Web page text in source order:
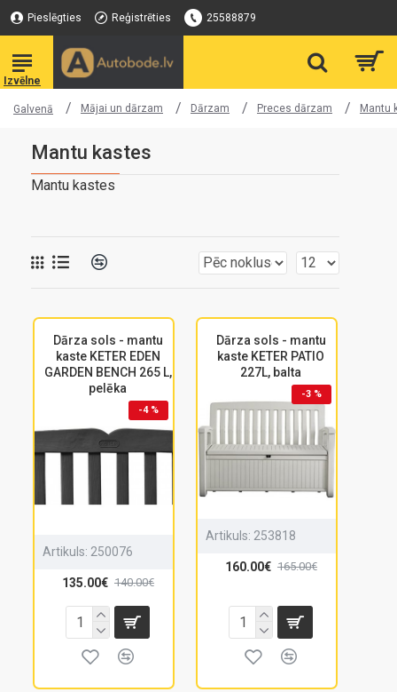
Pieslēgties Reģistrēties 25588879
Galvenā Mājai un dārzam Dārzam Preces dārzam Mantu
Mantu kastes
Mantu kastes
Dārza sols - mantu
kaste KETER EDEN
GARDEN BENCH 265 L,
pelēka
-4 %
Artikuls: 250076
135.00€ 140.00€
Dārza sols - mantu
kaste KETER PATIO
227L, balta
-3 %
Artikuls: 253818
160.00€ 165.00€